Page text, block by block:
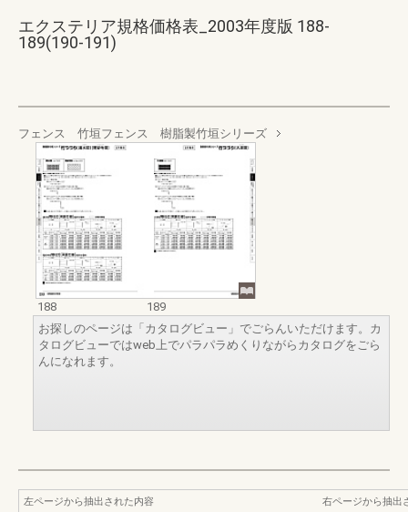
エクステリア規格価格表_2003年度版 188-
189(190-191)
フェンス 竹垣フェンス 樹脂製竹垣シリーズ
188
189
お探しのページは「カタログビュー」でごらんいただけます。カ
タログビューではweb上でパラパラめくりながらカタログをごら
んになれます。
左ページから抽出された内容
右ページから抽出